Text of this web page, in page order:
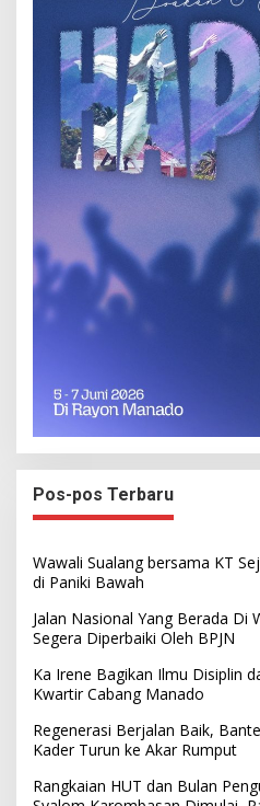
Pos-pos Terbaru
Wawali Sualang bersama KT
di Paniki Bawah
Jalan Nasional Yang Berada Di
Segera Diperbaiki Oleh BPJN
Ka Irene Bagikan Ilmu Disiplin
Kwartir Cabang Manado
Regenerasi Berjalan Baik,
Kader Turun ke Akar Rumput
Rangkaian HUT dan Bulan